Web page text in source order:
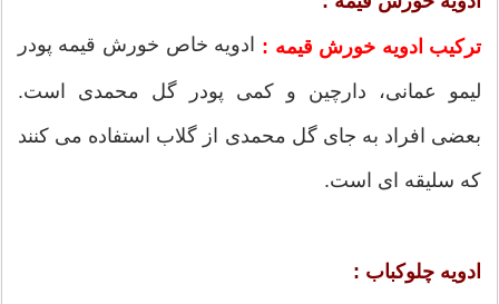
ترکیب ادویه خورش قیمه : ادویه خاص خورش قیمه پودر
لیمو عمانی، دارچین و کمی پودر گل محمدی است.
بعضی افراد به جای گل محمدی از گلاب استفاده می کنند
که سلیقه ای است.
ادویه چلوکباب :